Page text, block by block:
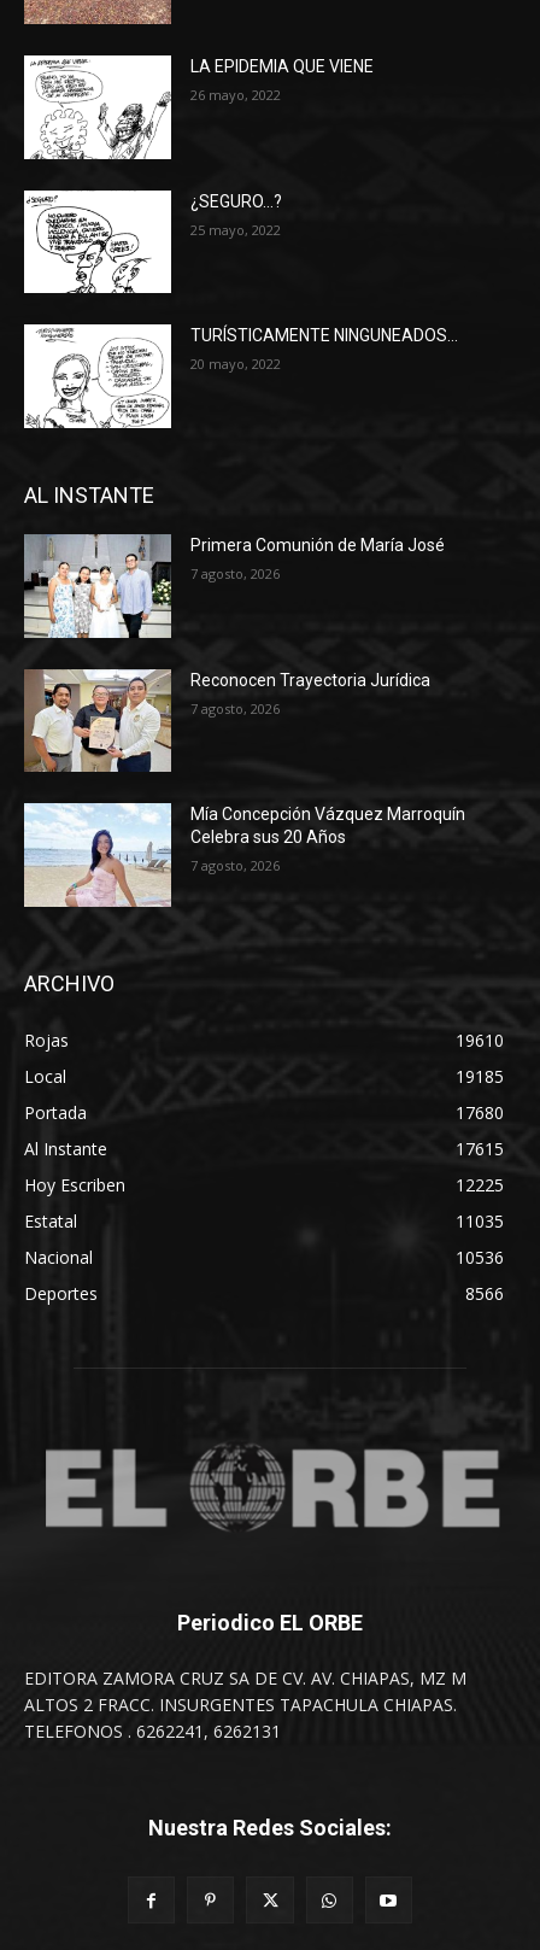
LA EPIDEMIA QUE VIENE
26 mayo, 2022
¿SEGURO…?
25 mayo, 2022
TURÍSTICAMENTE NINGUNEADOS…
20 mayo, 2022
AL INSTANTE
Primera Comunión de María José
7 agosto, 2026
Reconocen Trayectoria Jurídica
7 agosto, 2026
Mía Concepción Vázquez Marroquín
Celebra sus 20 Años
7 agosto, 2026
ARCHIVO
Rojas
19610
Local
19185
Portada
17680
Al Instante
17615
Hoy Escriben
12225
Estatal
11035
Nacional
10536
Deportes
8566
Periodico EL ORBE
EDITORA ZAMORA CRUZ SA DE CV. AV. CHIAPAS, MZ M
ALTOS 2 FRACC. INSURGENTES TAPACHULA CHIAPAS.
TELEFONOS . 6262241, 6262131
Nuestra Redes Sociales: